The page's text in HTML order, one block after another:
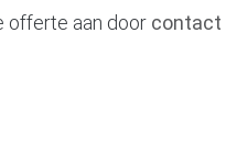
offerte aan door contact